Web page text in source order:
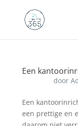
Een
door
Een
een prettige en